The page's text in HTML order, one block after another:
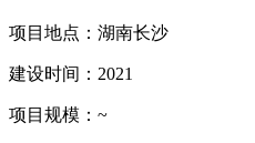
项目地点： 湖南长沙
建设时间： 2021
项目规模： ~